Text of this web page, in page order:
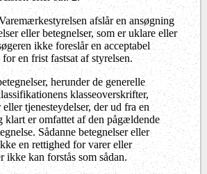
afslår en ansøgning
eller betegnelser, som er uklare eller
ikke foreslår en acceptabel
en frist fastsat af styrelsen.
herunder de generelle
klasseoverskrifter,
tjenesteydelser, der ud fra en
er omfattet af den pågældende
Sådanne betegnelser eller
en rettighed for varer eller
ikke kan forstås som sådan.